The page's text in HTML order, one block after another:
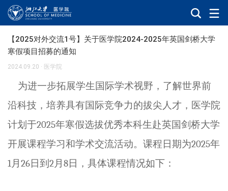
【2025对外交流1号】关于医学院2024-2025年英国剑桥大学
寒假项目招募的通知
2024.09.20 · 医学院
为进一步拓展学生国际学术视野，了解世界前
沿科技，培养具有国际竞争力的拔尖人才，医学院
计划于2025年寒假选拔优秀本科生赴英国剑桥大学
开展课程学习和学术交流活动。 课程日期为2025年
1月 26日到 2月 8日，具体课程情况如下：